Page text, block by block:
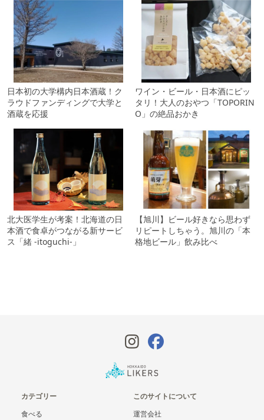
日本初の大学構内日本酒蔵！ク
ラウドファンディングで大学と
酒蔵を応援
ワイン・ビール・日本酒にピッ
タリ！大人のおやつ「TOPORIN
O」の絶品おかき
北大医学生が考案！北海道の日
本酒で食卓がつながる新サービ
ス「緒 -itoguchi-」
【旭川】ビール好きなら思わず
リピートしちゃう。旭川の「本
格地ビール」飲み比べ
カテゴリー
食べる
このサイトについて
運営会社